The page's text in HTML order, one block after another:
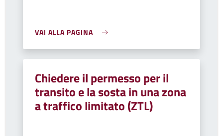
VAI ALLA PAGINA
Chiedere il permesso per il
transito e la sosta in una zona
a traffico limitato (ZTL)